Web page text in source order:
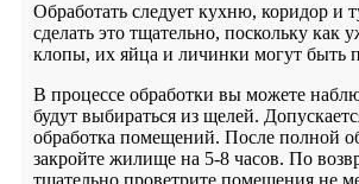
Обработать следует кухню, коридор и
сделать это тщательно, поскольку как
клопы, их яйца и личинки могут быть
В процессе обработки вы можете
будут выбираться из щелей.
обработка помещений. После полной
закройте жилище на 5-8 часов. По